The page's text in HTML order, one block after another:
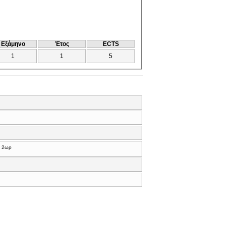
Εξάμηνο Έτος
ECTS
1 1 5
2ωρ